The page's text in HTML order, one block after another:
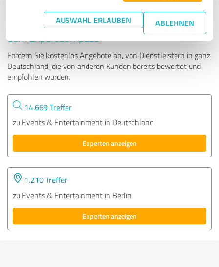
AUSWAHL ERLAUBEN ABLEHNEN
Tipp: Die passenden Experten finden - mit
dem ExpertCompass
Fordern Sie kostenlos Angebote an, von Dienstleistern in ganz
Deutschland, die von anderen Kunden bereits bewertet und
empfohlen wurden.
14.669 Treffer
zu Events & Entertainment in Deutschland
Experten anzeigen
1.210 Treffer
zu Events & Entertainment in Berlin
Experten anzeigen